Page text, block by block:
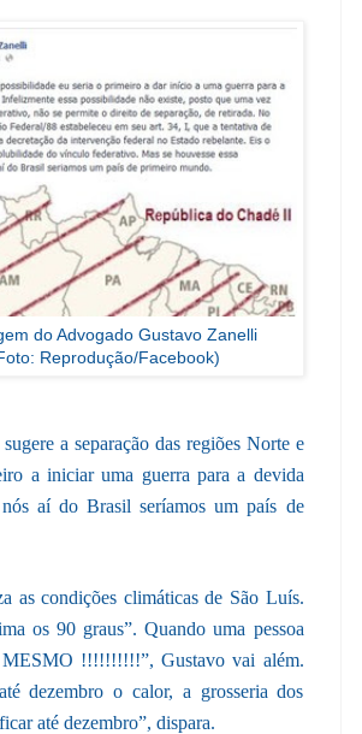
do Advogado Gustavo Zanelli
Reprodução/Facebook)
a separação das regiões Norte e
a iniciar uma guerra para a devida
nós aí do Brasil seríamos um país de
as condições climáticas de São Luís.
os 90 graus”. Quando uma pessoa
!!!!!!!!!!”, Gustavo vai além.
dezembro o calor, a grosseria dos
até dezembro”, dispara.